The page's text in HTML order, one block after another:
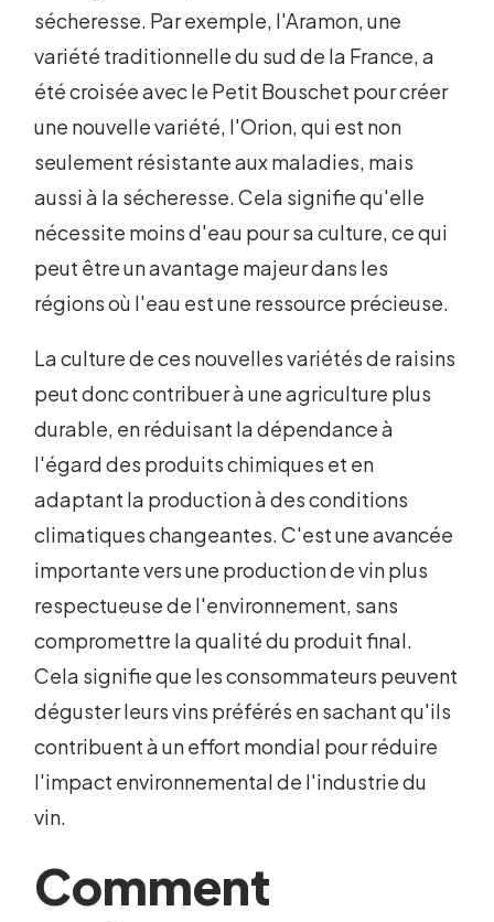
sécheresse. Par exemple, l'Aramon, une
variété traditionnelle du sud de la France, a
été croisée avec le Petit Bouschet pour créer
une nouvelle variété, l'Orion, qui est non
seulement résistante aux maladies, mais
aussi à la sécheresse. Cela signifie qu'elle
nécessite moins d'eau pour sa culture, ce qui
peut être un avantage majeur dans les
régions où l'eau est une ressource précieuse.
La culture de ces nouvelles variétés de raisins
peut donc contribuer à une agriculture plus
durable, en réduisant la dépendance à
l'égard des produits chimiques et en
adaptant la production à des conditions
climatiques changeantes. C'est une avancée
importante vers une production de vin plus
respectueuse de l'environnement, sans
compromettre la qualité du produit final.
Cela signifie que les consommateurs peuvent
déguster leurs vins préférés en sachant qu'ils
contribuent à un effort mondial pour réduire
l'impact environnemental de l'industrie du
vin.
Comment